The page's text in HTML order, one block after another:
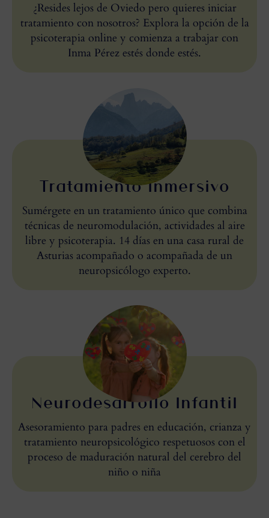
¿Resides lejos de Oviedo pero quieres iniciar
tratamiento con nosotros? Explora la opción de la
psicoterapia online y comienza a trabajar con
Inma Pérez estés donde estés.
Tratamiento Inmersivo
Sumérgete en un tratamiento único que combina
técnicas de neuromodulación, actividades al aire
libre y psicoterapia. 14 días en una casa rural de
Asturias acompañado o acompañada de un
neuropsicólogo experto.
Neurodesarrollo Infantil
Asesoramiento para padres en educación, crianza y
tratamiento neuropsicológico respetuosos con el
proceso de maduración natural del cerebro del
niño o niña